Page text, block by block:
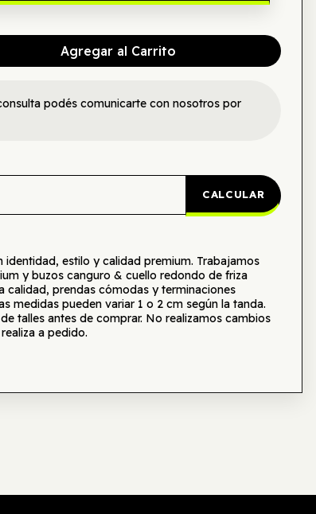
Agregar al Carrito
podés comunicarte con nosotros por
CALCULAR
identidad, estilo y calidad premium. Trabajamos
y buzos canguro & cuello redondo de friza
calidad, prendas cómodas y terminaciones
medidas pueden variar 1 o 2 cm según la tanda.
talles antes de comprar. No realizamos cambios
a pedido.